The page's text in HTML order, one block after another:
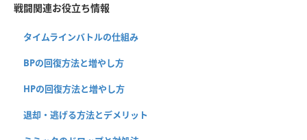
戦闘関連お役立ち情報
タイムラインバトルの仕組み
BPの回復方法と増やし方
HPの回復方法と増やし方
退却・逃げる方法とデメリット